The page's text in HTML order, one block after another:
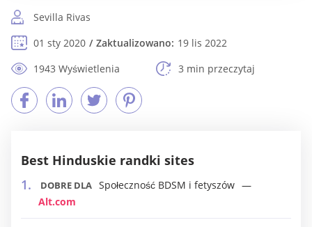
Sevilla Rivas
01 sty 2020
Zaktualizowano: 19 lis 2022
1943 Wyświetlenia
3 min przeczytaj
Best Hinduskie randki sites
DOBRE DLA Społeczność BDSM i fetyszów
Alt.com